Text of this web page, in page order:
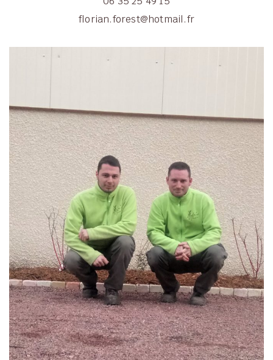
florian.forest@hotmail.fr